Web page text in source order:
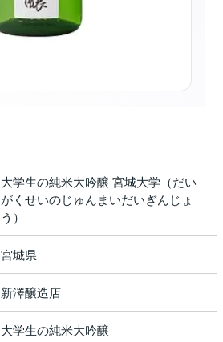
大学生の純米大吟醸 宮城大学（だい
がくせいのじゅんまいだいぎんじょ
う）
宮城県
新澤醸造店
大学生の純米大吟醸